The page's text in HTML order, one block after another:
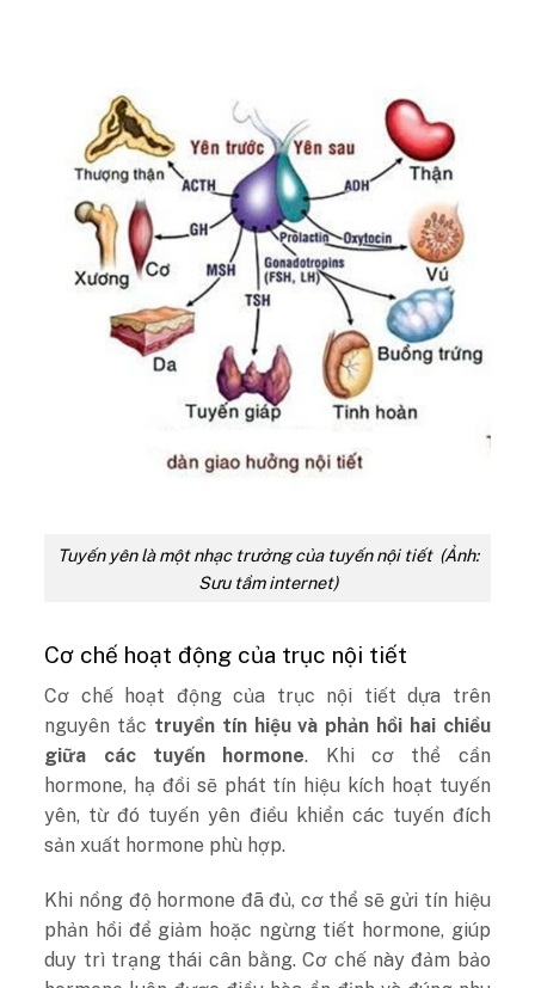
Tuyến yên là một nhạc trưởng của tuyến nội tiết (Ảnh:
Sưu tầm internet)
Cơ chế hoạt động của trục nội tiết
Cơ chế hoạt động của trục nội tiết dựa trên
nguyên tắc truyền tín hiệu và phản hồi hai chiều
giữa các tuyến hormone. Khi cơ thể cần
hormone, hạ đồi sẽ phát tín hiệu kích hoạt tuyến
yên, từ đó tuyến yên điều khiển các tuyến đích
sản xuất hormone phù hợp.
Khi nồng độ hormone đã đủ, cơ thể sẽ gửi tín hiệu
phản hồi để giảm hoặc ngừng tiết hormone, giúp
duy trì trạng thái cân bằng. Cơ chế này đảm bảo